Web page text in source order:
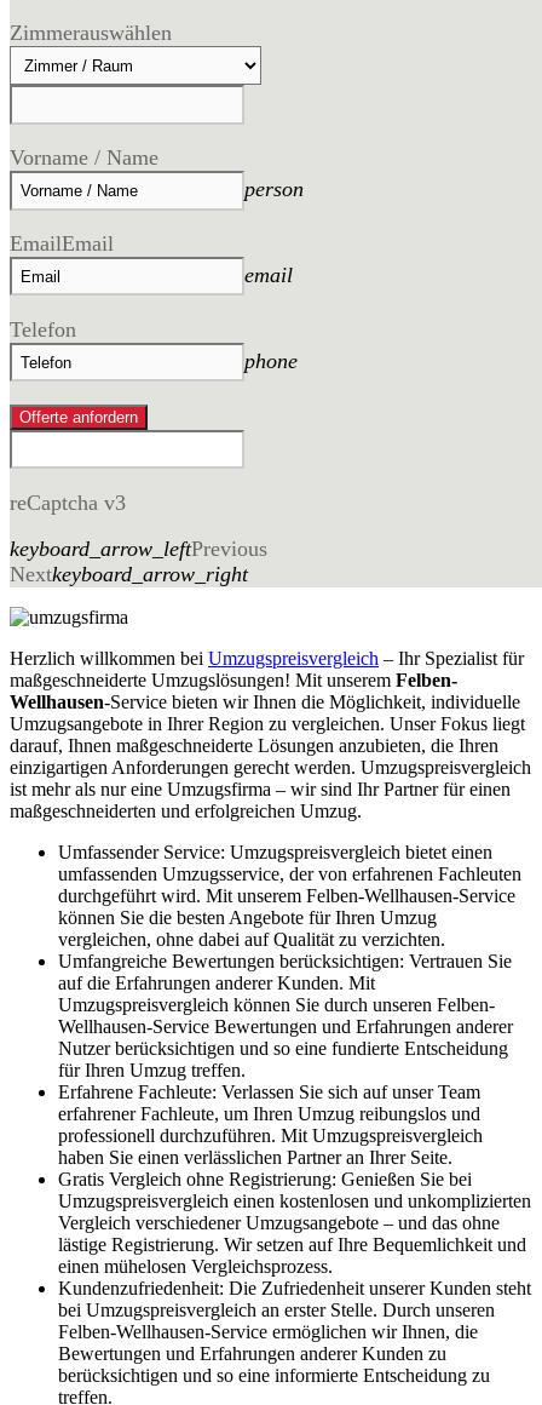
Zimmerauswählen
Vorname / Name
person
EmailEmail
email
Telefon
phone
Offerte anfordern
reCaptcha v3
keyboard_arrow_leftPrevious
Nextkeyboard_arrow_right
Herzlich willkommen bei Umzugspreisvergleich – Ihr Spezialist für
maßgeschneiderte Umzugslösungen! Mit unserem Felben-
Wellhausen-Service bieten wir Ihnen die Möglichkeit, individuelle
Umzugsangebote in Ihrer Region zu vergleichen. Unser Fokus liegt
darauf, Ihnen maßgeschneiderte Lösungen anzubieten, die Ihren
einzigartigen Anforderungen gerecht werden. Umzugspreisvergleich
ist mehr als nur eine Umzugsfirma – wir sind Ihr Partner für einen
maßgeschneiderten und erfolgreichen Umzug.
Umfassender Service: Umzugspreisvergleich bietet einen
umfassenden Umzugsservice, der von erfahrenen Fachleuten
durchgeführt wird. Mit unserem Felben-Wellhausen-Service
können Sie die besten Angebote für Ihren Umzug
vergleichen, ohne dabei auf Qualität zu verzichten.
Umfangreiche Bewertungen berücksichtigen: Vertrauen Sie
auf die Erfahrungen anderer Kunden. Mit
Umzugspreisvergleich können Sie durch unseren Felben-
Wellhausen-Service Bewertungen und Erfahrungen anderer
Nutzer berücksichtigen und so eine fundierte Entscheidung
für Ihren Umzug treffen.
Erfahrene Fachleute: Verlassen Sie sich auf unser Team
erfahrener Fachleute, um Ihren Umzug reibungslos und
professionell durchzuführen. Mit Umzugspreisvergleich
haben Sie einen verlässlichen Partner an Ihrer Seite.
Gratis Vergleich ohne Registrierung: Genießen Sie bei
Umzugspreisvergleich einen kostenlosen und unkomplizierten
Vergleich verschiedener Umzugsangebote – und das ohne
lästige Registrierung. Wir setzen auf Ihre Bequemlichkeit und
einen mühelosen Vergleichsprozess.
Kundenzufriedenheit: Die Zufriedenheit unserer Kunden steht
bei Umzugspreisvergleich an erster Stelle. Durch unseren
Felben-Wellhausen-Service ermöglichen wir Ihnen, die
Bewertungen und Erfahrungen anderer Kunden zu
berücksichtigen und so eine informierte Entscheidung zu
treffen.